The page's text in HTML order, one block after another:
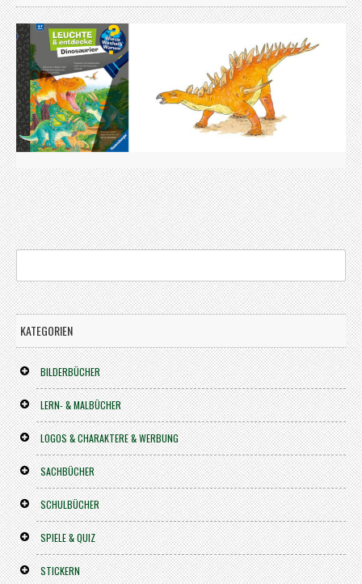
KATEGORIEN
BILDERBÜCHER
LERN- & MALBÜCHER
LOGOS & CHARAKTERE & WERBUNG
SACHBÜCHER
SCHULBÜCHER
SPIELE & QUIZ
STICKERN